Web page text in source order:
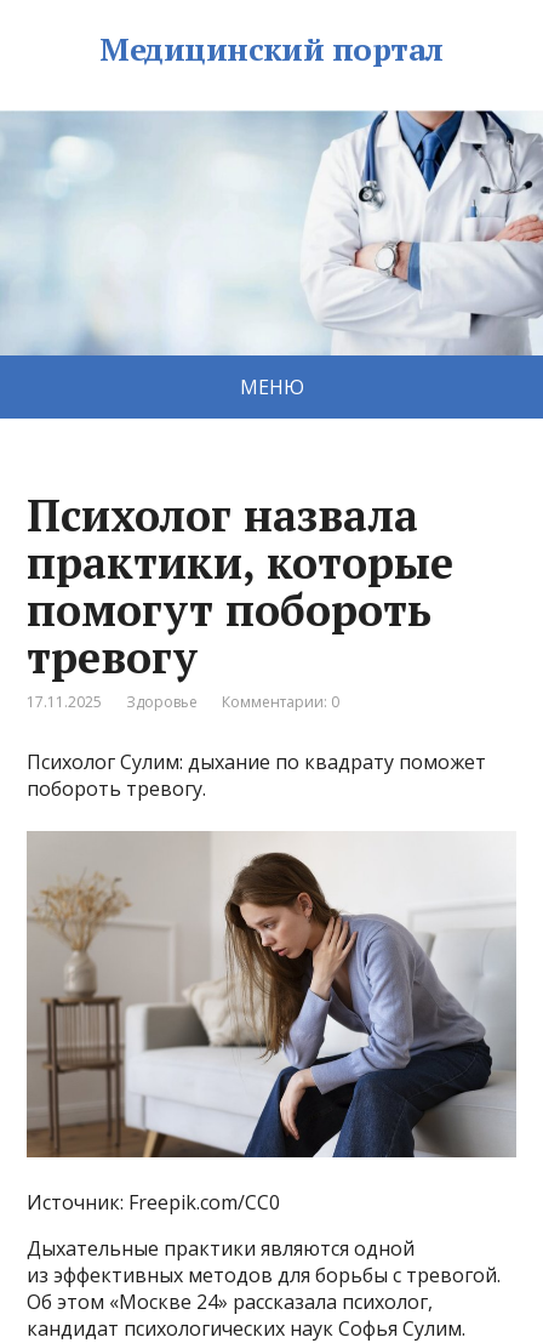
Медицинский портал
МЕНЮ
Психолог назвала
практики, которые
помогут побороть
тревогу
17.11.2025 Здоровье Комментарии: 0
Психолог Сулим: дыхание по квадрату поможет
побороть тревогу.
Источник: Freepik.com/CC0
Дыхательные практики являются одной
из эффективных методов для борьбы с тревогой.
Об этом «Москве 24» рассказала психолог,
кандидат психологических наук Софья Сулим.